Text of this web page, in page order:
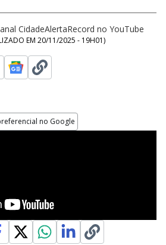
CidadeAlertaRecord no YouTube
EM 20/11/2025 - 19H01)
no Google